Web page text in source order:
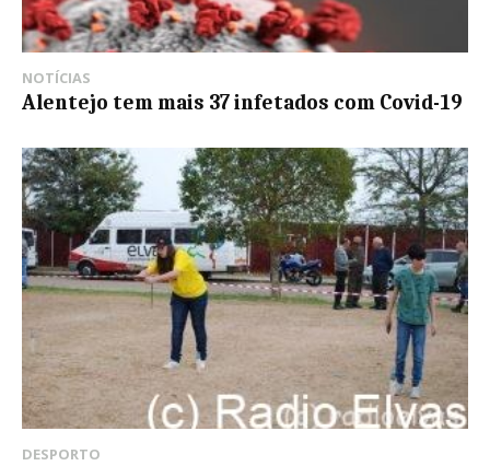
NOTÍCIAS
Alentejo tem mais 37 infetados com Covid-19
DESPORTO